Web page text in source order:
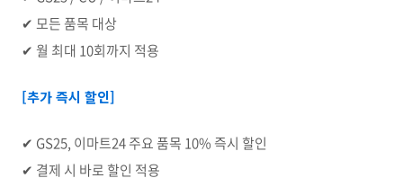
✔ 모든 품목 대상
✔ 월 최대 10회까지 적용
[추가 즉시 할인]
✔ GS25, 이마트24주요 품목 10% 즉시 할인
✔ 결제 시 바로 할인 적용